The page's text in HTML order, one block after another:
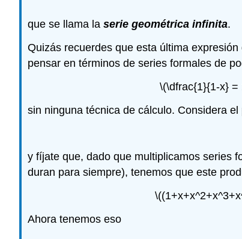
que se llama la serie geométrica infinita.
Quizás recuerdes que esta última
pensar en términos de series formales de
\(\dfrac{1}{1-x} =
sin ninguna técnica de cálculo. Considera el
y fíjate que, dado que multiplicamos series
duran para siempre), tenemos que este
Ahora tenemos eso